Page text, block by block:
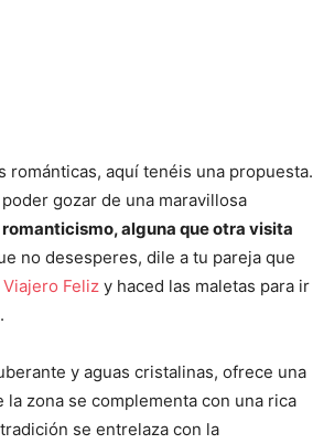
románticas, aquí tenéis una propuesta.
gozar de una maravillosa
alguna que otra visita
no desesperes, dile a tu pareja que
Viajero Feliz y haced las maletas para ir
y aguas cristalinas, ofrece una
zona se complementa con una rica
se entrelaza con la